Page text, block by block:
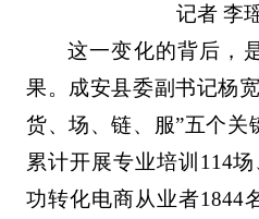
记者 李
这一变化的背后，
果。成安县委副书记杨
货、场、链、服”五个关
累计开展专业培训114
功转化电商从业者1844